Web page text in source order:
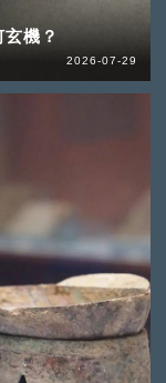
機？
2026-07-29